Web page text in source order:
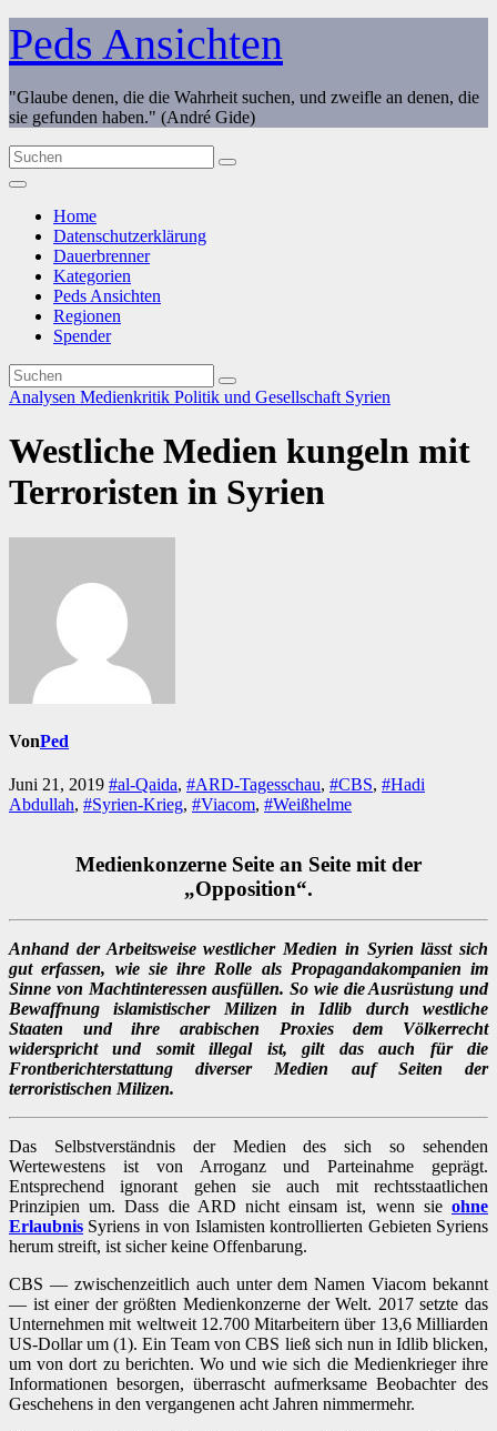
Zum
Inhalt
springen
Peds Ansichten
"Glaube denen, die die Wahrheit suchen, und zweifle an denen, die
sie gefunden haben." (André Gide)
Home
Datenschutzerklärung
Dauerbrenner
Kategorien
Peds Ansichten
Regionen
Spender
Analysen Medienkritik Politik und Gesellschaft Syrien
Westliche Medien kungeln mit
Terroristen in Syrien
VonPed
Juni 21, 2019 #al-Qaida, #ARD-Tagesschau, #CBS, #Hadi
Abdullah, #Syrien-Krieg, #Viacom, #Weißhelme
Medienkonzerne Seite an Seite mit der
„Opposition“.
Anhand der Arbeitsweise westlicher Medien in Syrien lässt sich
gut erfassen, wie sie ihre Rolle als Propagandakompanien im
Sinne von Machtinteressen ausfüllen. So wie die Ausrüstung und
Bewaffnung islamistischer Milizen in Idlib durch westliche
Staaten und ihre arabischen Proxies dem Völkerrecht
widerspricht und somit illegal ist, gilt das auch für die
Frontberichterstattung diverser Medien auf Seiten der
terroristischen Milizen.
Das Selbstverständnis der Medien des sich so sehenden
Wertewestens ist von Arroganz und Parteinahme geprägt.
Entsprechend ignorant gehen sie auch mit rechtsstaatlichen
Prinzipien um. Dass die ARD nicht einsam ist, wenn sie ohne
Erlaubnis Syriens in von Islamisten kontrollierten Gebieten Syriens
herum streift, ist sicher keine Offenbarung.
CBS — zwischenzeitlich auch unter dem Namen Viacom bekannt
— ist einer der größten Medienkonzerne der Welt. 2017 setzte das
Unternehmen mit weltweit 12.700 Mitarbeitern über 13,6 Milliarden
US-Dollar um (1). Ein Team von CBS ließ sich nun in Idlib blicken,
um von dort zu berichten. Wo und wie sich die Medienkrieger ihre
Informationen besorgen, überrascht aufmerksame Beobachter des
Geschehens in den vergangenen acht Jahren nimmermehr.